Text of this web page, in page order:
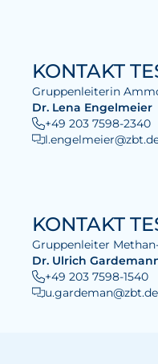
KONTAKT
Gruppenleiterin
Dr. Lena Engelmeier
+49 203 7598-2340
KONTAKT
Gruppenleiter
Dr. Ulrich
+49 203 7598-1540
u.gardeman@zbt.de